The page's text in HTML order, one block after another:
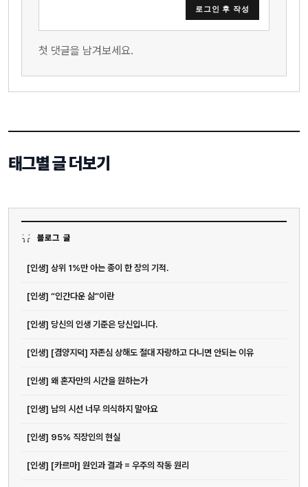
블로그 글
[인생] 상위 1%만 아는 종이 한 장의 기적.
[인생] “인간다운 삶”이란
[인생] 당신의 인생 기준은 당신입니다.
[인생] [겸양지덕] 자존심 상해도 절대 자랑하고 다니면 안되는 이유
[인생] 왜 혼자만의 시간을 원하는가
[인생] 남의 시선 너무 의식하지 말아요
[인생] 95% 직장인의 현실
[인생] [카르마] 원인과 결과 = 우주의 작동 원리
로그인 후 작성
첫 댓글을 남겨보세요.
태그별 글 더보기